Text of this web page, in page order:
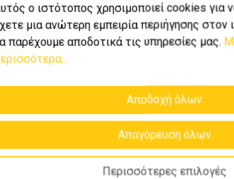
μέσα από το πλούσιο
για
ακριβώς αυτό που
ενοικίαση,
ο ιστότοπος χρησιμοποιεί cookies για
μια ανώτερη εμπειρία περιήγησης
παρέχουμε αποδοτικά τις υπηρεσίες μας.
Αποδοχή όλων
Απαγόρευση όλων
Περισσότερες επιλογές